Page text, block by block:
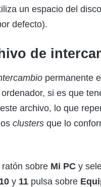
un espacio del
defecto).
de
permanente
si es que
archivo, lo que
clusters que lo
sobre Mi PC y
10 y 11 pulsa sobre